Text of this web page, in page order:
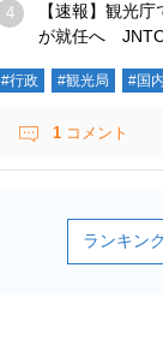
【速報】観光
が就任へ
#行政 #観光局 #国内
1 コメント